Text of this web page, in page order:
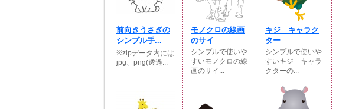
前向きうさぎの
シンプル手...
※zipデータ内には
jpg、png(透過...
モノクロの線画
のサイ
シンプルで使いや
すいモノクロの線
画のサイ...
キジ キャラク
ター
シンプルで使いや
すいキジ キャラ
クターの...